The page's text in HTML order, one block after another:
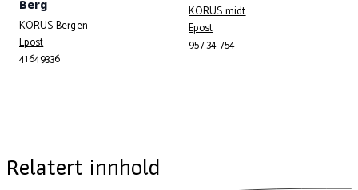
KORUS Bergen
EpostTelefonnummer
41649336
KORUS midt
EpostTelefonnummer
957 34 754
Relatert innhold